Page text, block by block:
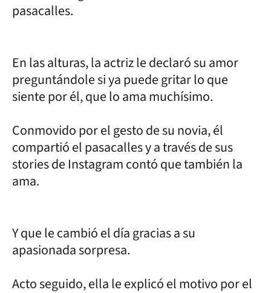
pasacalles.
En las alturas, la actriz le declaró su amor
preguntándole si ya puede gritar lo que
siente por él, que lo ama muchísimo.
Conmovido por el gesto de su novia, él
compartió el pasacalles y a través de sus
stories de Instagram contó que también la
ama.
Y que le cambió el día gracias a su
apasionada sorpresa.
Acto seguido, ella le explicó el motivo por el